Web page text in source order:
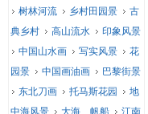
树林河流
乡村田园景
古
典乡村
高山流水
印象风景
中国山水画
写实风景
花
园景
中国画油画
巴黎街景
东北刀画
托马斯花园
地
中海风景
大海、帆船
江南